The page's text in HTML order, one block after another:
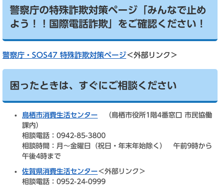
警察庁の特殊詐欺対策ページ「みんなで止め
よう！！国際電話詐欺」をご確認ください！
警察庁・SOS47 特殊詐欺対策ページ＜外部リンク＞
困ったときは、すぐにご相談ください
鳥栖市消費生活センター （鳥栖市役所1階4番窓口 市民協働
課内）
相談電話：0942-85-3800
相談時間：月～金曜日（祝日・年末年始除く） 午前9時から
午後4時まで
佐賀県消費生活センター ＜外部リンク＞
相談電話：0952-24-0999